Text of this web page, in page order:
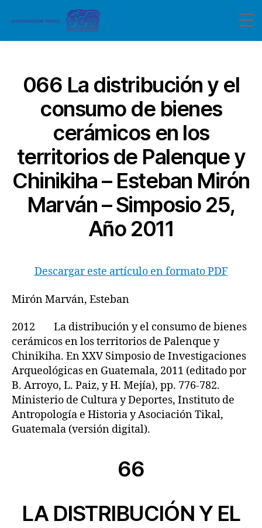
066 La distribución y el
consumo de bienes
cerámicos en los
territorios de Palenque y
Chinikiha – Esteban Mirón
Marván – Simposio 25,
Año 2011
Descargar este artículo en formato PDF
Mirón Marván, Esteban
2012 La distribución y el consumo de bienes
cerámicos en los territorios de Palenque y
Chinikiha. En XXV Simposio de Investigaciones
Arqueológicas en Guatemala, 2011 (editado por
B. Arroyo, L. Paiz, y H. Mejía), pp. 776-782.
Ministerio de Cultura y Deportes, Instituto de
Antropología e Historia y Asociación Tikal,
Guatemala (versión digital).
66
LA DISTRIBUCIÓN Y EL